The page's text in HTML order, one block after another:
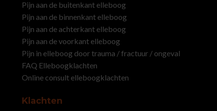
Pijn aan de buitenkant elleboog
Pijn aan de binnenkant elleboog
Pijn aan de achterkant elleboog
Pijn aan de voorkant elleboog
Pijn in elleboog door trauma / fractuur / ongeval
FAQ Elleboogklachten
Online consult elleboogklachten
Klachten